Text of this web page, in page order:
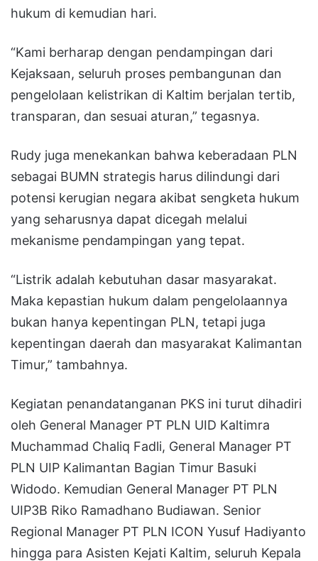
hukum di kemudian hari.
“Kami berharap dengan pendampingan dari
Kejaksaan, seluruh proses pembangunan dan
pengelolaan kelistrikan di Kaltim berjalan tertib,
transparan, dan sesuai aturan,” tegasnya.
Rudy juga menekankan bahwa keberadaan PLN
sebagai BUMN strategis harus dilindungi dari
potensi kerugian negara akibat sengketa hukum
yang seharusnya dapat dicegah melalui
mekanisme pendampingan yang tepat.
“Listrik adalah kebutuhan dasar masyarakat.
Maka kepastian hukum dalam pengelolaannya
bukan hanya kepentingan PLN, tetapi juga
kepentingan daerah dan masyarakat Kalimantan
Timur,” tambahnya.
Kegiatan penandatanganan PKS ini turut dihadiri
oleh General Manager PT PLN UID Kaltimra
Muchammad Chaliq Fadli, General Manager PT
PLN UIP Kalimantan Bagian Timur Basuki
Widodo. Kemudian General Manager PT PLN
UIP3B Riko Ramadhano Budiawan. Senior
Regional Manager PT PLN ICON Yusuf Hadiyanto
hingga para Asisten Kejati Kaltim, seluruh Kepala